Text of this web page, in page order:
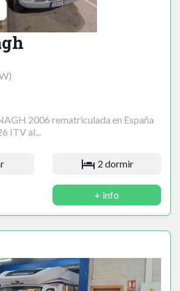
2006 rematriculada en España
ITV al...
2 dormir
+ info